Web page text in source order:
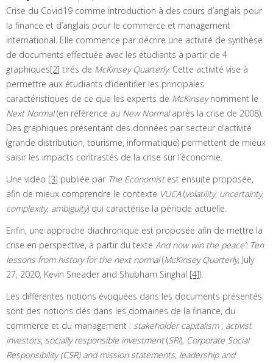
Crise du Covid19 comme introduction à des cours d’anglais pour
la finance et d’anglais pour le commerce et management
international. Elle commence par décrire une activité de synthèse
de documents effectuée avec les étudiants à partir de 4
graphiques[2] tirés de McKinsey Quarterly. Cette activité vise à
permettre aux étudiants d’identifier les principales
caractéristiques de ce que les experts de McKinseynomment le
Next Normal(en référence au New Normalaprès la crise de 2008).
Des graphiques présentant des données par secteur d’activité
(grande distribution, tourisme, informatique) permettent de mieux
saisir les impacts contrastés de la crise sur l’économie.
Une vidéo [3] publiée par The Economist est ensuite proposée,
afin de mieux comprendre le contexte VUCA(volatility, uncertainty,
complexity, ambiguity) qui caractérise la période actuelle.
Enfin, une approche diachronique est proposée afin de mettre la
crise en perspective, à partir du texte And now win the peace’: Ten
lessons from history for the next normal(McKinsey Quarterly, July
27, 2020, Kevin Sneader and Shubham Singhal [4]).
Les différentes notions évoquées dans les documents présentés
sont des notions clés dans les domaines de la finance, du
commerce et du management : stakeholder capitalism; activist
investors, socially responsible investment(SRI), Corporate Social
Responsibility (CSR) and mission statements, leadership and